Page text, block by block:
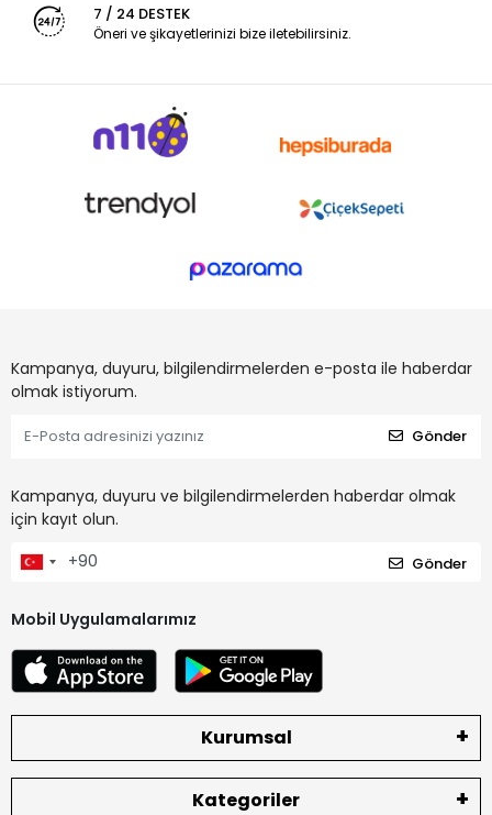
7 / 24 DESTEK
Öneri ve şikayetlerinizi bize iletebilirsiniz.
Kampanya, duyuru, bilgilendirmelerden e-posta ile haberdar
olmak istiyorum.
Gönder
Kampanya, duyuru ve bilgilendirmelerden haberdar olmak
için kayıt olun.
Gönder
Mobil Uygulamalarımız
Kurumsal
Kategoriler